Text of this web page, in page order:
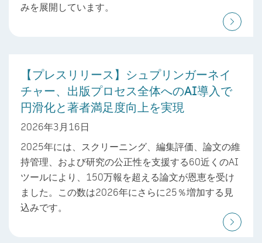
みを展開しています。
【プレスリリース】シュプリンガーネイ
チャー、出版プロセス全体へのAI導入で
円滑化と著者満足度向上を実現
2026年3月16日
2025年には、スクリーニング、編集評価、論文の維
持管理、および研究の公正性を支援する60近くのAI
ツールにより、150万報を超える論文が恩恵を受け
ました。この数は2026年にさらに25％増加する見
込みです。